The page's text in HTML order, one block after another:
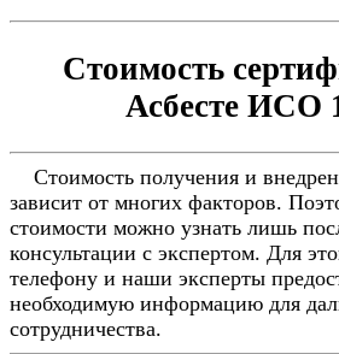
Стоимость
Асбесте ИСО
Стоимость получения и
зависит от многих факторов.
стоимости можно узнать лишь
консультации с экспертом. Для
телефону и наши эксперты
необходимую информацию для
сотрудничества.